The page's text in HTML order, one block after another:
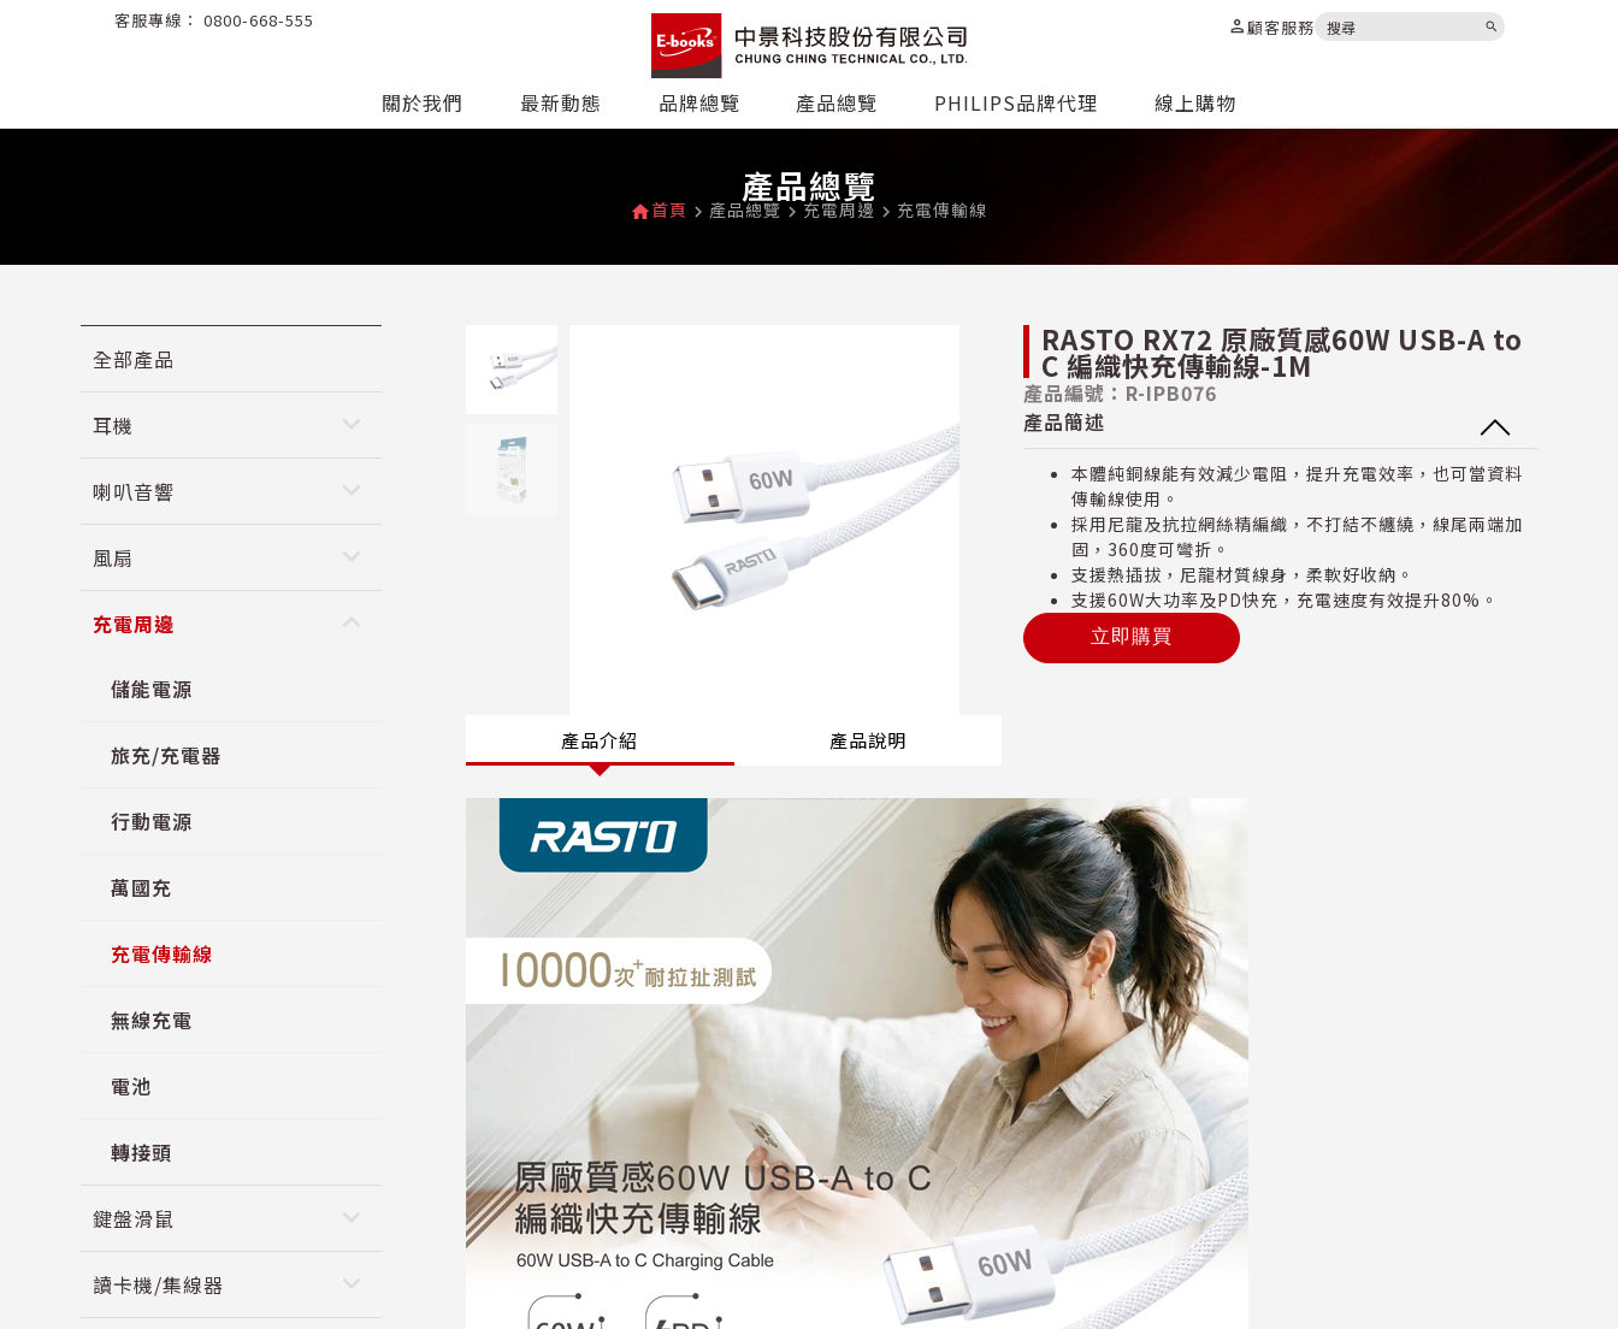
客服專線： 0800-668-555 person顧客服務 search
關於我們 最新動態 品牌總覽 產品總覽 PHILIPS品牌代理 線上購物
產品總覽
home首頁 navigate_next產品總覽 navigate_next 充電周邊 navigate_next 充電傳輸線
全部產品
耳機 keyboard_arrow_down
喇叭音響 keyboard_arrow_down
風扇 keyboard_arrow_down
充電周邊 keyboard_arrow_up
儲能電源
旅充/充電器
行動電源
萬國充
充電傳輸線
無線充電
電池
轉接頭
鍵盤滑鼠 keyboard_arrow_down
讀卡機/集線器 keyboard_arrow_down
RASTO RX72 原廠質感60W USB-A to
C 編織快充傳輸線-1M
產品編號：R-IPB076
產品簡述
本體純銅線能有效減少電阻，提升充電效率，也可當資料
傳輸線使用。
採用尼龍及抗拉網絲精編織，不打結不纏繞，線尾兩端加
固，360度可彎折。
支援熱插拔，尼龍材質線身，柔軟好收納。
支援60W大功率及PD快充，充電速度有效提升80%。
立即購買
產品介紹 產品說明